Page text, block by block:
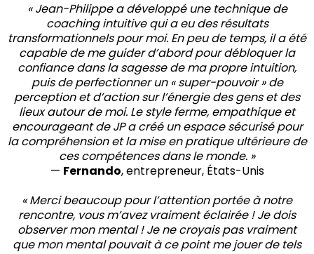
« Jean-Philippe a développé une technique de
coaching intuitive qui a eu des résultats
transformationnels pour moi. En peu de temps, il a été
capable de me guider d’abord pour débloquer la
confiance dans la sagesse de ma propre intuition,
puis de perfectionner un « super-pouvoir » de
perception et d’action sur l’énergie des gens et des
lieux autour de moi. Le style ferme, empathique et
encourageant de JP a créé un espace sécurisé pour
la compréhension et la mise en pratique ultérieure de
ces compétences dans le monde. »
— Fernando, entrepreneur, États-Unis
« Merci beaucoup pour l’attention portée à notre
rencontre, vous m’avez vraiment éclairée ! Je dois
observer mon mental ! Je ne croyais pas vraiment
que mon mental pouvait à ce point me jouer de tels